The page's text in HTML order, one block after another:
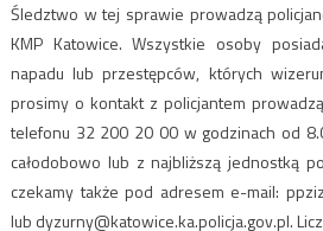
Śledztwo w tej sprawie prowadzą
KMP Katowice. Wszystkie osoby
napadu lub przestępców, których
prosimy o kontakt z policjantem
telefonu 32 200 20 00 w godzinach od
całodobowo lub z najbliższą jednostką
czekamy także pod adresem e-mail:
lub dyzurny@katowice.ka.policja.gov.pl.